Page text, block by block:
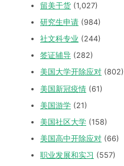
留美干货 (1,027)
研究生申请 (984)
社文科专业 (244)
签证辅导 (282)
美国大学开除应对 (802)
美国新冠疫情 (61)
美国游学 (21)
美国社区大学 (158)
美国高中开除应对 (66)
职业发展和实习 (557)